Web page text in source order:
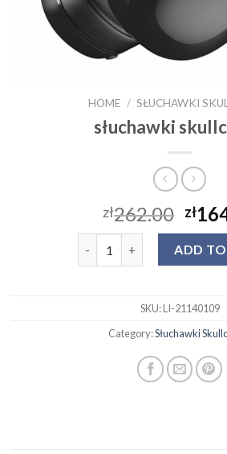
HOME / SŁUCHAWKI
słuchawki
zł262.00 zł
słuchawki skullcandy
ADD
SKU:LI-21140109
Category:Słuchawki